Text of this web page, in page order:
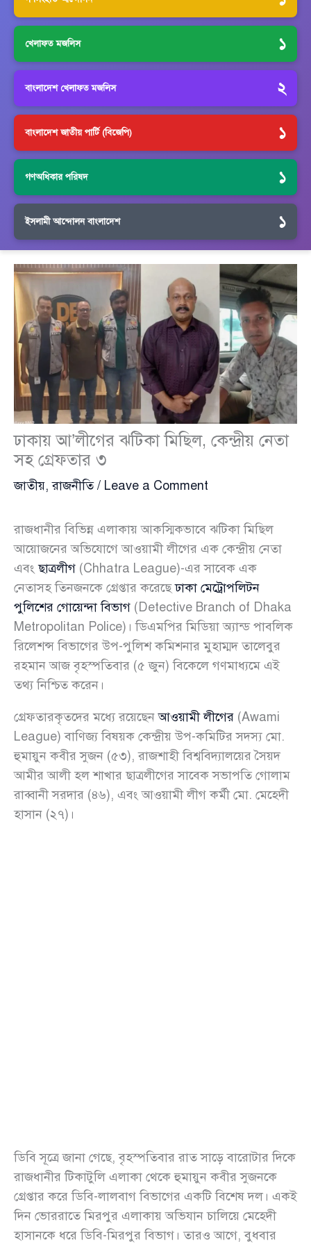
খেলাফত মজলিস ১
বাংলাদেশ খেলাফত মজলিস ২
বাংলাদেশ জাতীয় পার্টি (বিজেপি) ১
গণঅধিকার পরিষদ ১
ইসলামী আন্দোলন বাংলাদেশ ১
ঢাকায় আ’লীগের ঝটিকা মিছিল, কেন্দ্রীয় নেতা
সহ গ্রেফতার ৩
জাতীয়,রাজনীতি/ Leave a Comment
রাজধানীর বিভিন্ন এলাকায় আকস্মিকভাবে ঝটিকা মিছিল
আয়োজনের অভিযোগে আওয়ামী লীগের এক কেন্দ্রীয় নেতা
এবংছাত্রলীগ (Chhatra League)-এর সাবেক এক
নেতাসহ তিনজনকে গ্রেপ্তার করেছেঢাকা মেট্রোপলিটন
পুলিশের গোয়েন্দা বিভাগ (Detective Branch of Dhaka
Metropolitan Police)। ডিএমপির মিডিয়া অ্যান্ড পাবলিক
রিলেশন্স বিভাগের উপ-পুলিশ কমিশনার মুহাম্মদ তালেবুর
রহমান আজ বৃহস্পতিবার (৫ জুন) বিকেলে গণমাধ্যমে এই
তথ্য নিশ্চিত করেন।
গ্রেফতারকৃতদের মধ্যে রয়েছেনআওয়ামী লীগের (Awami
League) বাণিজ্য বিষয়ক কেন্দ্রীয় উপ-কমিটির সদস্য মো.
হুমায়ুন কবীর সুজন (৫৩), রাজশাহী বিশ্ববিদ্যালয়ের সৈয়দ
আমীর আলী হল শাখার ছাত্রলীগের সাবেক সভাপতি গোলাম
রাব্বানী সরদার (৪৬), এবং আওয়ামী লীগ কর্মী মো. মেহেদী
হাসান (২৭)।
ডিবি সূত্রে জানা গেছে, বৃহস্পতিবার রাত সাড়ে বারোটার দিকে
রাজধানীর টিকাটুলি এলাকা থেকে হুমায়ুন কবীর সুজনকে
গ্রেপ্তার করে ডিবি-লালবাগ বিভাগের একটি বিশেষ দল। একই
দিন ভোররাতে মিরপুর এলাকায় অভিযান চালিয়ে মেহেদী
হাসানকে ধরে ডিবি-মিরপুর বিভাগ। তারও আগে, বুধবার